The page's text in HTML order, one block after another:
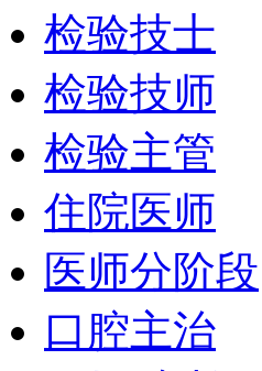
检验技士
检验技师
检验主管
住院医师
医师分阶段
口腔主治